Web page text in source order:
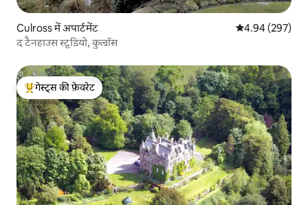
Culross में अपार्टमेंट औसत रेटिंग 5 में से
4.94 (297)
द टैनहाउस स्टूडियो, कुल्रॉस
गेस्ट्स का टॉप फ़ेवरेट
गेस्ट्स की फ़ेवरेट